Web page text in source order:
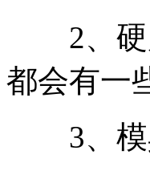
2、硬
都会有一
3、模